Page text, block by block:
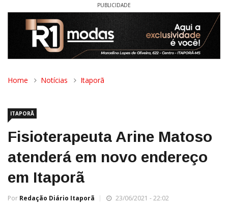
PUBLICIDADE
Home Notícias Itaporã
ITAPORÃ
Fisioterapeuta Arine Matoso
atenderá em novo endereço
em Itaporã
Por Redação Diário Itaporã 23/06/2021 - 22:02